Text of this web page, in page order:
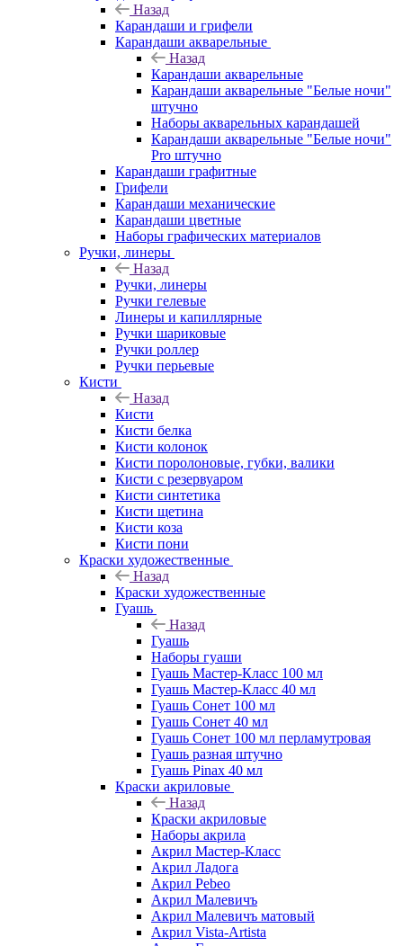
Назад
Карандаши и грифели
Карандаши акварельные
Назад
Карандаши акварельные
Карандаши акварельные "Белые ночи"
штучно
Наборы акварельных карандашей
Карандаши акварельные "Белые ночи"
Pro штучно
Карандаши графитные
Грифели
Карандаши механические
Карандаши цветные
Наборы графических материалов
Ручки, линеры
Назад
Ручки, линеры
Ручки гелевые
Линеры и капиллярные
Ручки шариковые
Ручки роллер
Ручки перьевые
Кисти
Назад
Кисти
Кисти белка
Кисти колонок
Кисти поролоновые, губки, валики
Кисти с резервуаром
Кисти синтетика
Кисти щетина
Кисти коза
Кисти пони
Краски художественные
Назад
Краски художественные
Гуашь
Назад
Гуашь
Наборы гуаши
Гуашь Мастер-Класс 100 мл
Гуашь Мастер-Класс 40 мл
Гуашь Сонет 100 мл
Гуашь Сонет 40 мл
Гуашь Сонет 100 мл перламутровая
Гуашь разная штучно
Гуашь Pinax 40 мл
Краски акриловые
Назад
Краски акриловые
Наборы акрила
Акрил Мастер-Класс
Акрил Ладога
Акрил Pebeo
Акрил Малевичъ
Акрил Малевичъ матовый
Акрил Vista-Artista